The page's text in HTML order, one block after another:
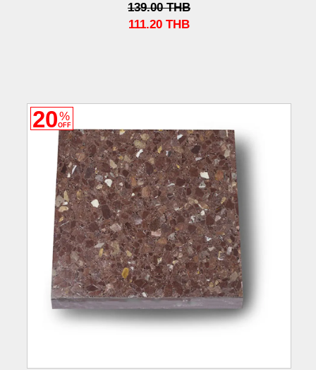
139.00 THB
111.20 THB
20%
OFF